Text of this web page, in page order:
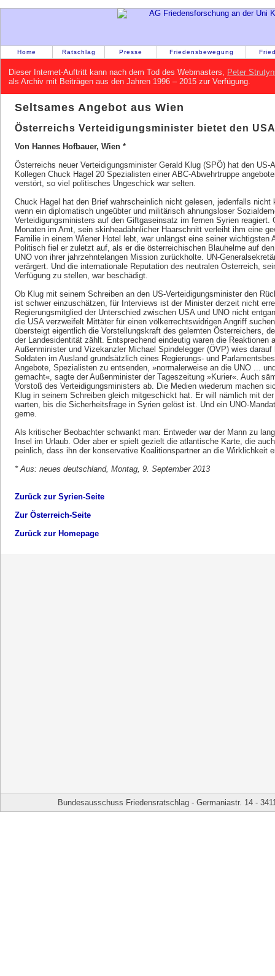
Home Ratschlag Presse Friedensbewegung
Dieser Internet-Auftritt kann nach dem Tod des Webmasters, Peter
als Archiv mit Beiträgen aus den Jahren 1996 – 2015 zur Verfügung.
Seltsames Angebot aus Wien
Österreichs Verteidigungsminister bietet den
Von Hannes Hofbauer, Wien *
Österreichs neuer Verteidigungsminister Gerald Klug (SPÖ) hat den US-
Kollegen Chuck Hagel 20 Spezialisten einer ABC-Abwehrtruppe
verstört, so viel politisches Ungeschick war selten.
Chuck Hagel hat den Brief wahrscheinlich nicht gelesen, jedenfalls
wenn ein diplomatisch ungeübter und militärisch ahnungsloser
Verteidigungsministers auf den Giftgaseinsatz im fernen Syrien reagiert.
Monaten im Amt, sein skinheadähnlicher Haarschnitt verleiht ihm eine
Familie in einem Wiener Hotel lebt, war unlängst eine seiner wichtigsten
Politisch fiel er zuletzt auf, als er die österreichischen Blauhelme auf
UNO von ihrer jahrzehntelangen Mission zurückholte. UN-
verärgert. Und die internationale Reputation des neutralen Österreich,
Verfügung zu stellen, war beschädigt.
Ob Klug mit seinem Schreiben an den US-Verteidigungsminister den
ist schwer einzuschätzen, für Interviews ist der Minister derzeit nicht
Regierungsmitglied der Unterschied zwischen USA und UNO nicht
die USA verzweifelt Mittäter für einen völkerrechtswidrigen Angriff
übersteigt eigentlich die Vorstellungskraft des gelernten Österreichers,
der Landesidentität zählt. Entsprechend eindeutig waren die Reaktionen
Außenminister und Vizekanzler Michael Spindelegger (ÖVP) wies
Soldaten im Ausland grundsätzlich eines Regierungs- und
Angebote, Spezialisten zu entsenden, »normalerweise an die UNO ...
gemacht«, sagte der Außenminister der Tageszeitung »Kurier«. Auch
Vorstoß des Verteidigungsministers ab. Die Medien wiederum machen
Klug in seinem Schreiben gleich mitgeschickt hat. Er will nämlich mit
warten, bis die Sicherheitsfrage in Syrien gelöst ist. Und ein UNO-
gerne.
Als kritischer Beobachter schwankt man: Entweder war der Mann zu
Insel im Urlaub. Oder aber er spielt gezielt die atlantische Karte, die
peinlich, dass ihn der konservative Koalitionspartner an die Wirklichkeit
* Aus: neues deutschland, Montag, 9. September 2013
Zurück zur Syrien-Seite
Zur Österreich-Seite
Zurück zur Homepage
Bundesausschuss Friedensratschlag - Germaniastr. 14 -